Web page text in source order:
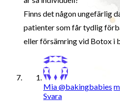
Finns det någon ungefärlig
patienter som får tydlig
eller försämring vid Botox i
Mia @bakingbabies
Svara